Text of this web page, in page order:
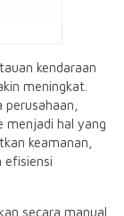
kendaraan
meningkat.
menjadi hal yang
keamanan,
efisiensi
secara manual